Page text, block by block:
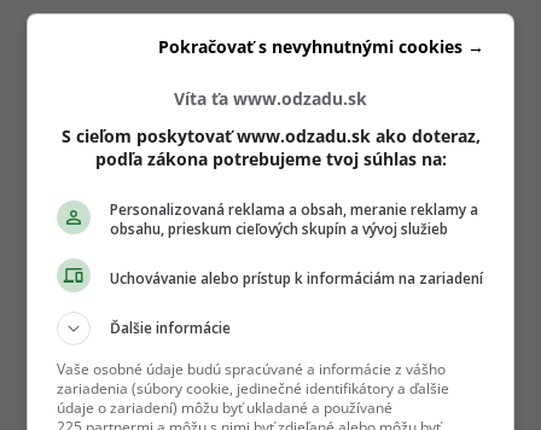
Víta ťa www.odzadu.sk
S cieľom poskytovať www.odzadu.sk ako doteraz,
podľa zákona potrebujeme tvoj súhlas na:
Personalizovaná reklama a obsah, meranie reklamy a
obsahu, prieskum cieľových skupín a vývoj služieb
Uchovávanie alebo prístup k informáciám na zariadení
Ďalšie informácie
Vaše osobné údaje budú spracúvané a informácie z vášho
zariadenia (súbory cookie, jedinečné identifikátory a ďalšie
údaje o zariadení) môžu byť ukladané a používané
Pokračovať s nevyhnutnými cookies →